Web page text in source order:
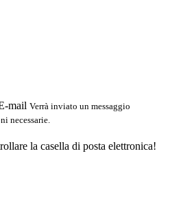
mail Verrà inviato un messaggio
necessarie.
la casella di posta elettronica!